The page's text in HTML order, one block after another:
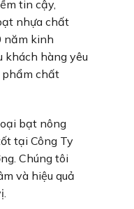
tin cậy,
nhựa chất
năm kinh
khách hàng yêu
phẩm chất
bạt nông
tại Công Ty
Chúng tôi
và hiệu quả